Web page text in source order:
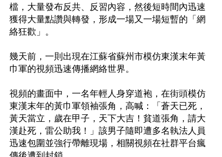
檔，大量發布反共、反習內容，然後短時間內迅速
獲得大量點讚與轉發，形成一場又一場短暫的「網
絡狂歡」。
幾天前，一則出現在江蘇省蘇州市模仿東漢末年黃
巾軍的視頻迅速傳播網絡世界。
視頻的畫面中，一名年輕人身穿道袍，在街頭模仿
東漢末年的黃巾軍領袖張角，高喊：「蒼天已死，
黃天當立，歲在甲子，天下大吉！貧道張角，請大
漢赴死，雷公助我！」該男子隨即遭多名執法人員
迅速包圍並強行帶離現場，相關視頻在社群平台瘋